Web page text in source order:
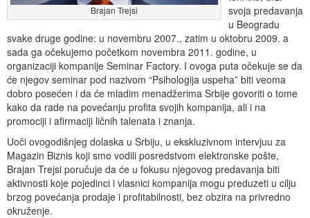
Brajan Trejsi
svoja predavanja
u Beogradu
svake druge godine: u novembru 2007., zatim u oktobru 2009. a
sada ga očekujemo početkom novembra 2011. godine, u
organizaciji kompanije Seminar Factory. I ovoga puta očekuje se da
će njegov seminar pod nazivom “Psihologija uspeha” biti veoma
dobro posećen i da će mladim menadžerima Srbije govoriti o tome
kako da rade na povećanju profita svojih kompanija, ali i na
promociji i afirmaciji ličnih talenata i znanja.
Uoči ovogodišnjeg dolaska u Srbiju, u ekskluzivnom intervjuu za
Magazin Biznis koji smo vodili posredstvom elektronske pošte,
Brajan Trejsi poručuje da će u fokusu njegovog predavanja biti
aktivnosti koje pojedinci i vlasnici kompanija mogu preduzeti u cilju
brzog povećanja prodaje i profitabilnosti, bez obzira na privredno
okruženje.